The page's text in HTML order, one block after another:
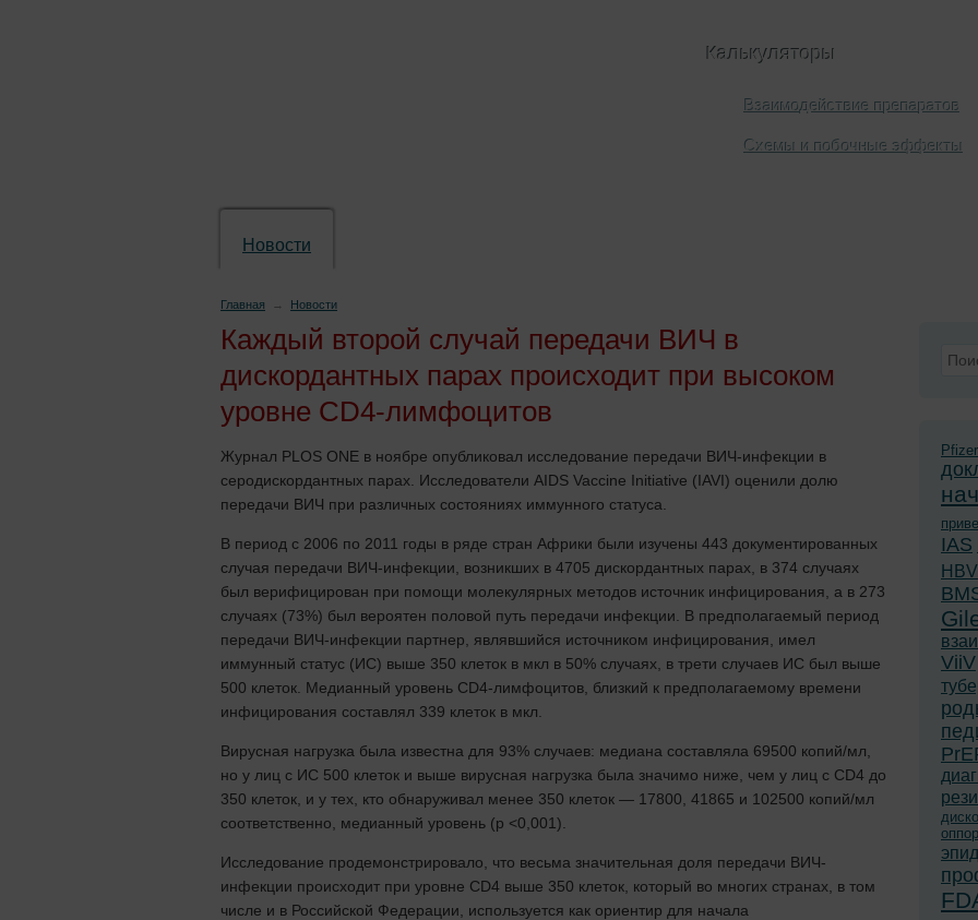
Калькуляторы
Взаимодействие препаратов
Схемы и побочные эффекты
Новости
Главная → Новости
Каждый второй случай передачи ВИЧ в
дискордантных парах происходит при высоком
уровне CD4-лимфоцитов
Журнал PLOS ONE в ноябре опубликовал исследование передачи ВИЧ-инфекции в
серодискордантных парах. Исследователи AIDS Vaccine Initiative (IAVI) оценили долю
передачи ВИЧ при различных состояниях иммунного статуса.
В период с 2006 по 2011 годы в ряде стран Африки были изучены 443 документированных
случая передачи ВИЧ-инфекции, возникших в 4705 дискордантных парах, в 374 случаях
был верифицирован при помощи молекулярных методов источник инфицирования, а в 273
случаях (73%) был вероятен половой путь передачи инфекции. В предполагаемый период
передачи ВИЧ-инфекции партнер, являвшийся источником инфицирования, имел
иммунный статус (ИС) выше 350 клеток в мкл в 50% случаях, в трети случаев ИС был выше
500 клеток. Медианный уровень CD4-лимфоцитов, близкий к предполагаемому времени
инфицирования составлял 339 клеток в мкл.
Вирусная нагрузка была известна для 93% случаев: медиана составляла 69500 копий/мл,
но у лиц с ИС 500 клеток и выше вирусная нагрузка была значимо ниже, чем у лиц с CD4 до
350 клеток, и у тех, кто обнаруживал менее 350 клеток — 17800, 41865 и 102500 копий/мл
соответственно, медианный уровень (р <0,001).
Исследование продемонстрировало, что весьма значительная доля передачи ВИЧ-
инфекции происходит при уровне CD4 выше 350 клеток, который во многих странах, в том
числе и в Российской Федерации, используется как ориентир для начала
Pfizer
IAS
HBV
ViiV